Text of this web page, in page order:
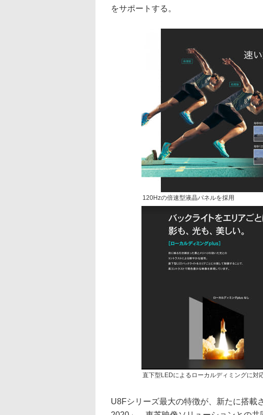
をサポートする。
120Hzの倍速型液晶パネルを採用
直下型LEDによるローカルディミングに対
U8Fシリーズ最大の特徴が、新たに搭載